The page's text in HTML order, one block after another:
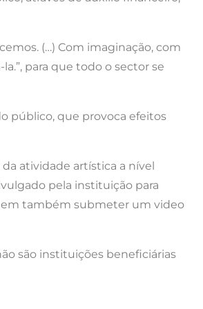
(…) Com imaginação, com
para que todo o sector se
público, que provoca efeitos
atividade artística a nível
pela instituição para
também submeter um video
são instituições beneficiárias